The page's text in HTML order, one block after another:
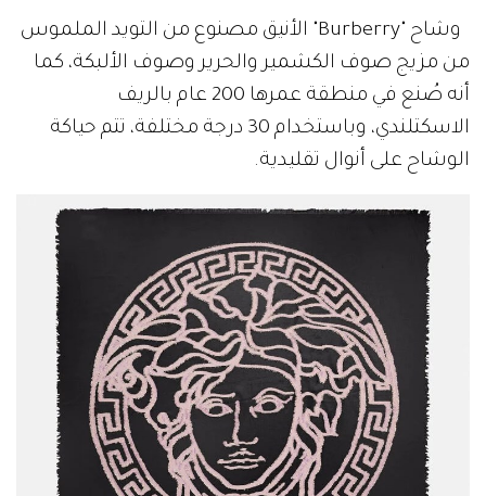
وشاح "Burberry" الأنيق مصنوع من التويد الملموس
من مزيج صوف الكشمير والحرير وصوف الألبكة، كما
أنه صُنع في منطقة عمرها 200 عام بالريف
الاسكتلندي، وباستخدام 30 درجة مختلفة، تتم حياكة
الوشاح على أنوال تقليدية.